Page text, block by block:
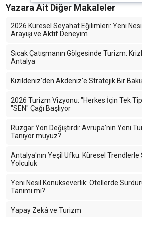
Yazara Ait Diğer Makaleler
2026 Küresel Seyahat Eğilimleri: Yeni
Arayışı ve Aktif Deneyim
Sıcak Çatışmanın Gölgesinde Turizm:
Antalya
Kızıldeniz’den Akdeniz’e Stratejik Bir
2026 Turizm Vizyonu: "Herkes İçin Tek
"SEN" Çağı Başlıyor
Rüzgar Yön Değiştirdi: Avrupa’nın Yeni
Tanıyor muyuz?
Antalya'nın Yeşil Ufku: Küresel
Yolculuk
Yeni Nesil Konukseverlik: Otellerde
Tanımı mı?
Yapay Zekâ ve Turizm